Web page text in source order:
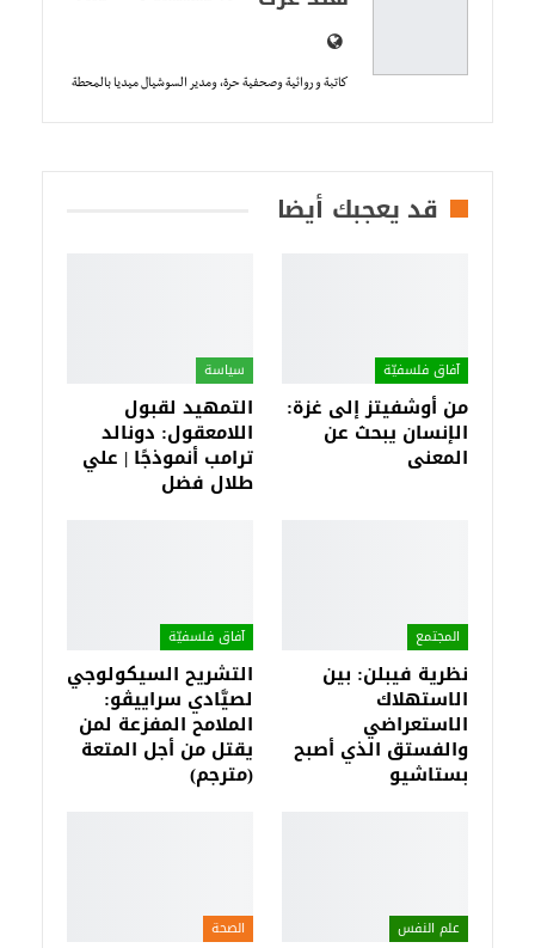
كاتبة و روائية وصحفية حرة، ومدير السوشيال ميديا بالمحطة
قد يعجبك أيضا
آفاق فلسفيّة‎
من أوشفيتز إلى غزة:
الإنسان يبحث عن
المعنى
سياسة
التمهيد لقبول
اللامعقول: دونالد
ترامب أنموذجًا | علي
طلال فضل
المجتمع
نظرية فيبلن: بين
الاستهلاك
الاستعراضي
والفستق الذي أصبح
بستاشيو
آفاق فلسفيّة‎
التشريح السيكولوجي
لصيَّادي سراييڤو:
الملامح المفزعة لمن
يقتل من أجل المتعة
(مترجم)
علم النفس الصحة